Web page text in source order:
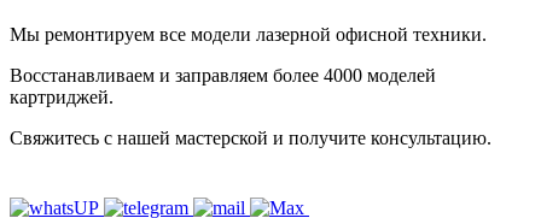
Мы ремонтируем все модели лазерной офисной техники.
Восстанавливаем и заправляем более 4000 моделей
картриджей.
Свяжитесь с нашей мастерской и получите консультацию.